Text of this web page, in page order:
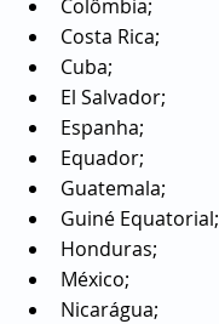
Colômbia;
Costa Rica;
Cuba;
El Salvador;
Espanha;
Equador;
Guatemala;
Guiné Equatorial;
Honduras;
México;
Nicarágua;